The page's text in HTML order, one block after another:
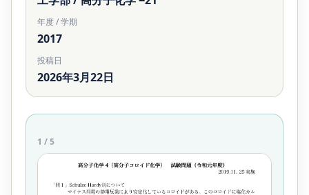
年度 / 学期
2017
投稿日
2026年3月22日
1 /5